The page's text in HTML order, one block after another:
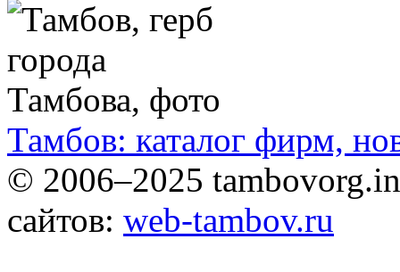
Тамбов: каталог фирм,
© 2006–2025
сайтов: web-tambov.ru